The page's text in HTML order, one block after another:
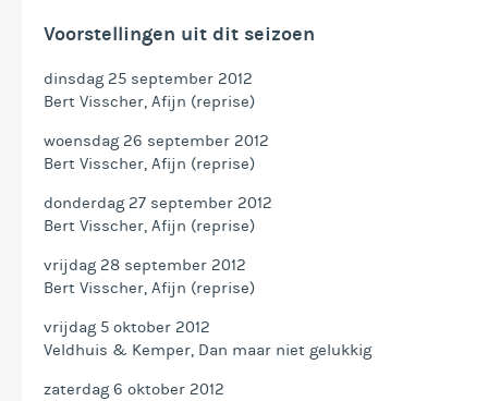
Voorstellingen uit dit seizoen
dinsdag 25 september 2012
Bert Visscher, Afijn (reprise)
woensdag 26 september 2012
Bert Visscher, Afijn (reprise)
donderdag 27 september 2012
Bert Visscher, Afijn (reprise)
vrijdag 28 september 2012
Bert Visscher, Afijn (reprise)
vrijdag 5 oktober 2012
Veldhuis & Kemper, Dan maar niet gelukkig
zaterdag 6 oktober 2012